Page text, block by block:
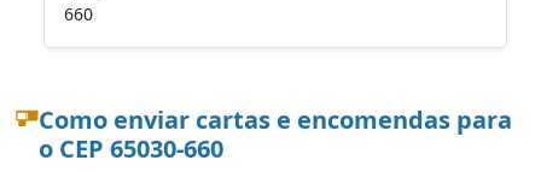
660
Como enviar cartas e encomendas para
o CEP 65030-660